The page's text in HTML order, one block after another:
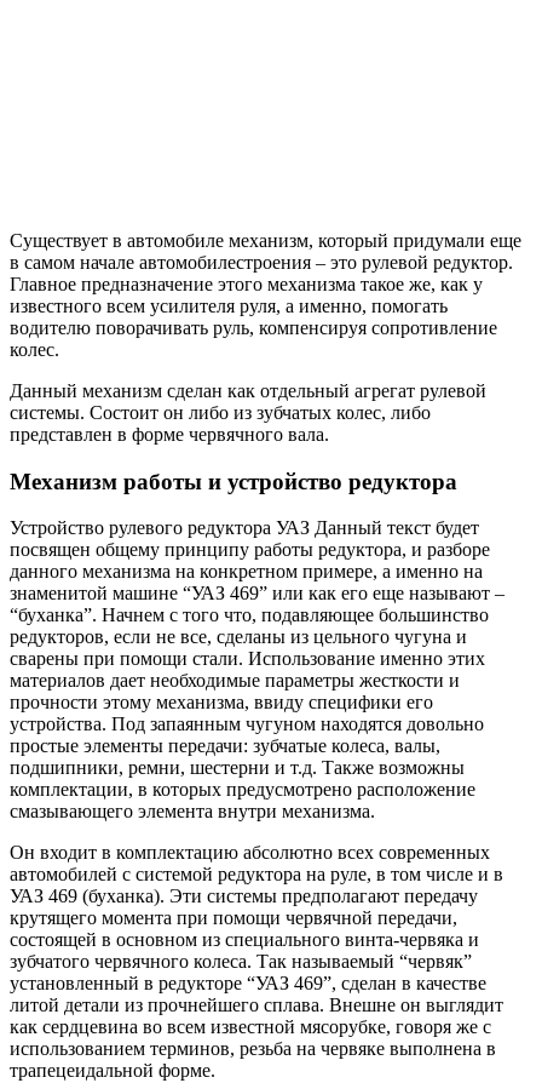
Существует в автомобиле механизм, который придумали еще
в самом начале автомобилестроения – это рулевой редуктор.
Главное предназначение этого механизма такое же, как у
известного всем усилителя руля, а именно, помогать
водителю поворачивать руль, компенсируя сопротивление
колес.
Данный механизм сделан как отдельный агрегат рулевой
системы. Состоит он либо из зубчатых колес, либо
представлен в форме червячного вала.
Механизм работы и устройство редуктора
Устройство рулевого редуктора УАЗ Данный текст будет
посвящен общему принципу работы редуктора, и разборе
данного механизма на конкретном примере, а именно на
знаменитой машине “УАЗ 469” или как его еще называют –
“буханка”. Начнем с того что, подавляющее большинство
редукторов, если не все, сделаны из цельного чугуна и
сварены при помощи стали. Использование именно этих
материалов дает необходимые параметры жесткости и
прочности этому механизма, ввиду специфики его
устройства. Под запаянным чугуном находятся довольно
простые элементы передачи: зубчатые колеса, валы,
подшипники, ремни, шестерни и т.д. Также возможны
комплектации, в которых предусмотрено расположение
смазывающего элемента внутри механизма.
Он входит в комплектацию абсолютно всех современных
автомобилей с системой редуктора на руле, в том числе и в
УАЗ 469 (буханка). Эти системы предполагают передачу
крутящего момента при помощи червячной передачи,
состоящей в основном из специального винта-червяка и
зубчатого червячного колеса. Так называемый “червяк”
установленный в редукторе “УАЗ 469”, сделан в качестве
литой детали из прочнейшего сплава. Внешне он выглядит
как сердцевина во всем известной мясорубке, говоря же с
использованием терминов, резьба на червяке выполнена в
трапецеидальной форме.